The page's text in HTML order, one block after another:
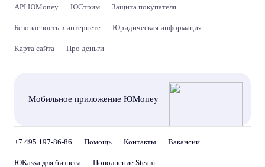
API ЮMoney ЮСтрим Защита покупателя
Безопасность в интернете Юридическая информация
Карта сайта Про деньги
Мобильное приложение ЮMoney
+7 495 197-86-86 Помощь Контакты Вакансии
ЮKassa для бизнеса Пополнение Steam